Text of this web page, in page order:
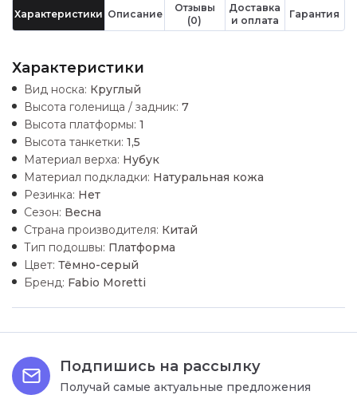
Характеристики Описание
Отзывы
(0)
Доставка
и оплата
Гарантия
Характеристики
Вид носка: Круглый
Высота голенища / задник: 7
Высота платформы: 1
Высота танкетки: 1,5
Материал верха: Нубук
Материал подкладки: Натуральная кожа
Резинка: Нет
Сезон: Весна
Страна производителя: Китай
Тип подошвы: Платформа
Цвет: Тёмно-серый
Бренд: Fabio Moretti
Подпишись на рассылку
Получай самые актуальные предложения